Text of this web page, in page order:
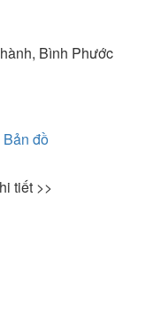
Bình Phước
Bản đồ
tiết >>